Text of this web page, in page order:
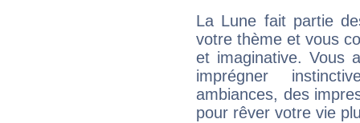
La Lune fait partie
votre thème et vous
et imaginative. Vous
imprégner
ambiances, des
pour rêver votre vie